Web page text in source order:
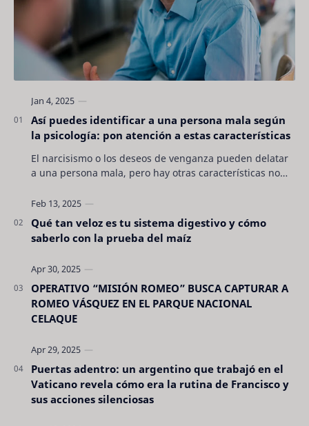
Así puedes identificar a una persona mala según
la psicología: pon atención a estas características
El narcisismo o los deseos de venganza pueden delatar
a una persona mala, pero hay otras características no
Qué tan veloz es tu sistema digestivo y cómo
saberlo con la prueba del maíz
OPERATIVO “MISIÓN ROMEO” BUSCA CAPTURAR A
ROMEO VÁSQUEZ EN EL PARQUE NACIONAL
CELAQUE
Puertas adentro: un argentino que trabajó en el
Vaticano revela cómo era la rutina de Francisco y
sus acciones silenciosas